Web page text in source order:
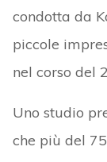
condotta da
piccole
nel corso del
Uno studio
che più del